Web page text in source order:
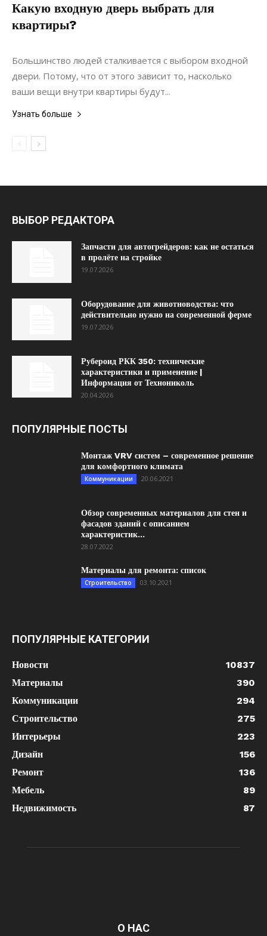
Какую входную дверь выбрать для
квартиры?
30.03.2020
Большинство людей сталкивается с выбором входной
двери. Потому, что от этого зависит то, насколько
ваши вещи внутри квартиры будут...
Узнать больше
ВЫБОР РЕДАКТОРА
Запчасти для автогрейдеров: как не остаться
в пролёте на стройке
19.07.2026
Оборудование для животноводства: что
действительно нужно на современной ферме
19.07.2026
Рубероид РКК 350: технические
характеристики и применение |
Информация от Технониколь
20.04.2026
ПОПУЛЯРНЫЕ ПОСТЫ
Монтаж VRV систем – современное решение
для комфортного климата
Коммуникации 20.06.2021
Обзор современных материалов для стен и
фасадов зданий с описанием
характеристик...
28.07.2022
Материалы для ремонта: список
Строительство 03.10.2021
ПОПУЛЯРНЫЕ КАТЕГОРИИ
Новости
10837
Материалы
390
Коммуникации
294
Строительство
275
Интерьеры
223
Дизайн
156
Ремонт
136
Мебель
89
Недвижимость
87
О НАС